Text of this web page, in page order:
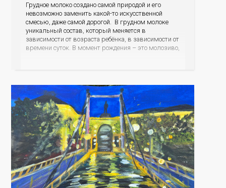
Грудное молоко создано самой природой и его
невозможно заменить какой-то искусственной
смесью, даже самой дорогой. В грудном молоке
уникальный состав, который меняется в
зависимости от возраста ребёнка, в зависимости от
времени суток. В момент рождения – это молозиво,